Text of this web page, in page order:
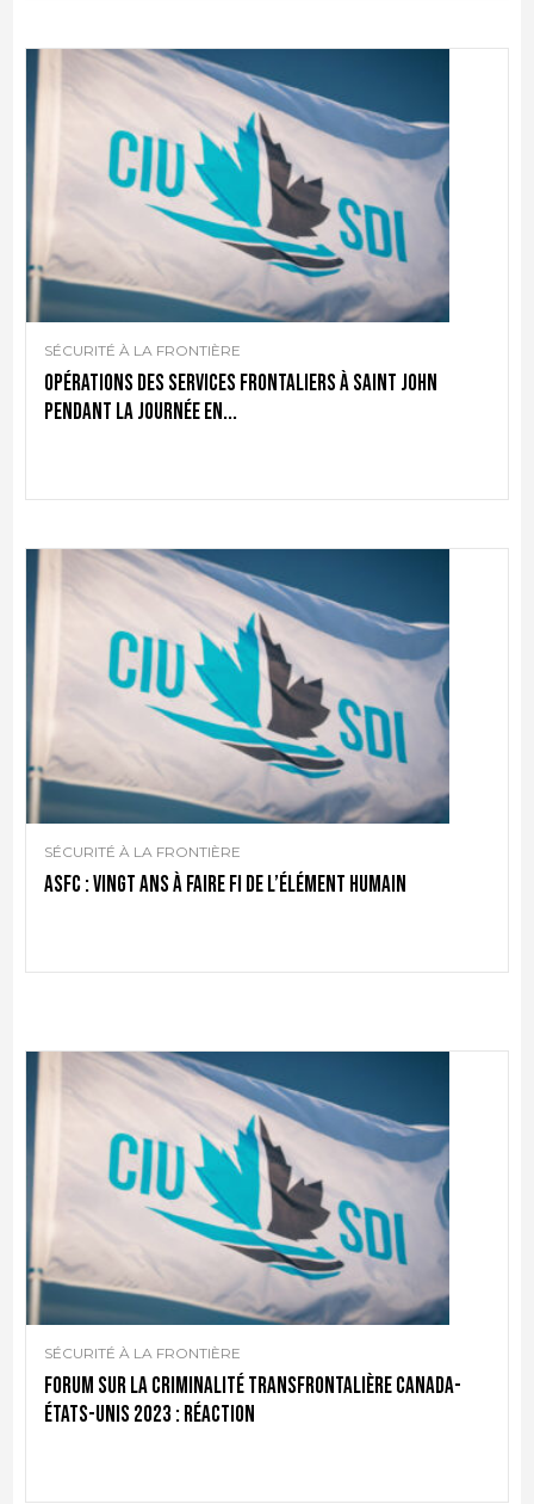
SÉCURITÉ À LA FRONTIÈRE
Opérations des services frontaliers à Saint John
pendant la journée en...
SÉCURITÉ À LA FRONTIÈRE
ASFC : vingt ans à faire fi de l’élément humain
SÉCURITÉ À LA FRONTIÈRE
Forum sur la criminalité transfrontalière Canada-
États-Unis 2023 : réaction